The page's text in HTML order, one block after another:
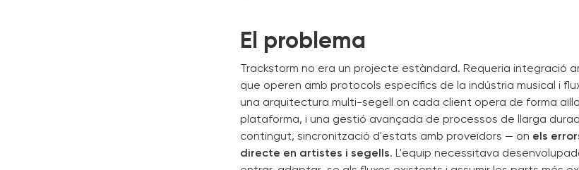
El problema
Trackstorm no era un projecte estàndard. Requeria integració
que operen amb protocols específics de la indústria musical i
una arquitectura multi-segell on cada client opera de forma
plataforma, i una gestió avançada de processos de llarga
contingut, sincronització d'estats amb proveïdors — on els
directe en artistes i segells. L'equip necessitava